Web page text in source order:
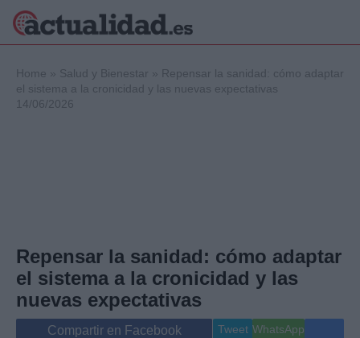
Internacional
Viajes
Gente
Musica
Home » Salud y Bienestar » Repensar la sanidad: cómo adaptar
el sistema a la cronicidad y las nuevas expectativas
14/06/2026
Repensar la sanidad: cómo adaptar
el sistema a la cronicidad y las
nuevas expectativas
Compartir en Facebook Tweet WhatsApp